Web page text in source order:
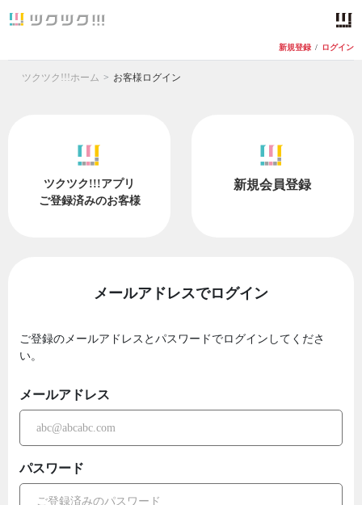
新規登録 / ログイン
ツクツク!!!ホーム お客様ログイン
ツクツク!!!アプリ
ご登録済みのお客様
新規会員登録
メールアドレスでログイン
ご登録のメールアドレスとパスワードでログインしてくださ
い。
メールアドレス
パスワード